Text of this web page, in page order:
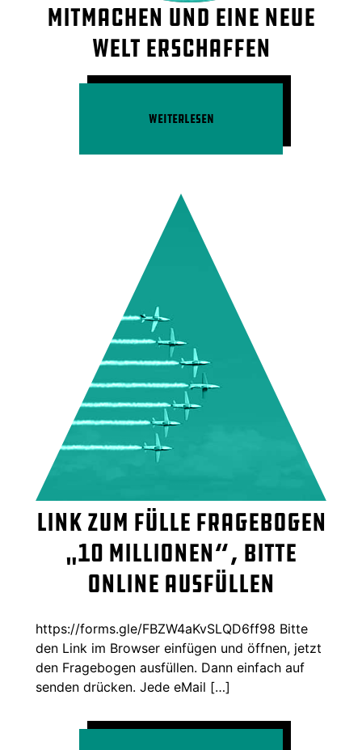
Mitmachen und eine neue
Welt erschaffen
Weiterlesen
Link zum Fülle Fragebogen
„10 Millionen“, bitte
online ausfüllen
https://forms.gle/FBZW4aKvSLQD6ff98 Bitte
den Link im Browser einfügen und öffnen, jetzt
den Fragebogen ausfüllen. Dann einfach auf
senden drücken. Jede eMail […]